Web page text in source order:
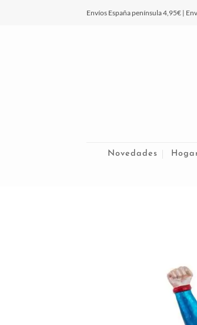
Envíos España península 4,95€ |
Novedades